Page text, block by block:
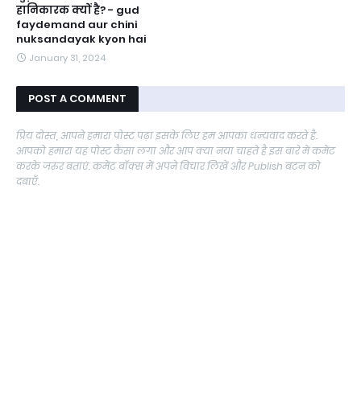
हानिकारक क्यों है? - gud
faydemand aur chini
nuksandayak kyon hai
January 31, 2024
POST A COMMENT
प्रिय दोस्त, आपने हमारा पोस्ट पढ़ा इसके लिए हम आपका धन्यवाद करते है.
आपको हमारा यह पोस्ट कैसा लगा और आप क्या नया चाहते है इस बारे में कमेंट
करके जरुर बताएं. कमेंट बॉक्स में अपने विचार लिखें और Publish बटन को
दबाएँ.